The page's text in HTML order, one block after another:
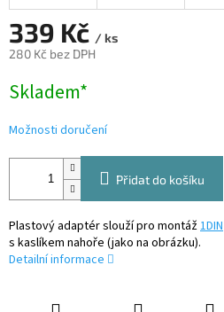
339 Kč / ks
280 Kč bez DPH
cena:
Skladem*
Možnosti doručení
Přidat do košíku
Plastový adaptér slouží pro montáž1DIN
s kaslíkem nahoře (jako na obrázku).
Detailní informace